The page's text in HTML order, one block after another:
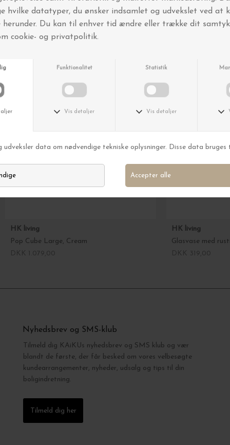
Nyhed
HK living
Pop Cube Large, Cream
HK living
Glasvase med
Nyhedsbrev og SMS-klub
Tilmeld dig KAiKUs nyhedsbrev og SMS klub og vær
blandt de første, der får besked om vores velbesøgte
kundearrangementer, nyheder, udsalg og tips til din
boligindretning.
Tilmeld dig her